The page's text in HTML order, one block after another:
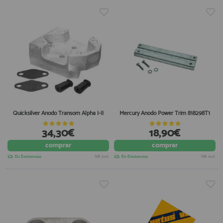
Quicksilver Anodo Transom Alpha I-II
34,30€
comprar
En Existencias IVA incl.
Mercury Anodo Power Trim 818298T1
18,90€
comprar
En Existencias IVA incl.